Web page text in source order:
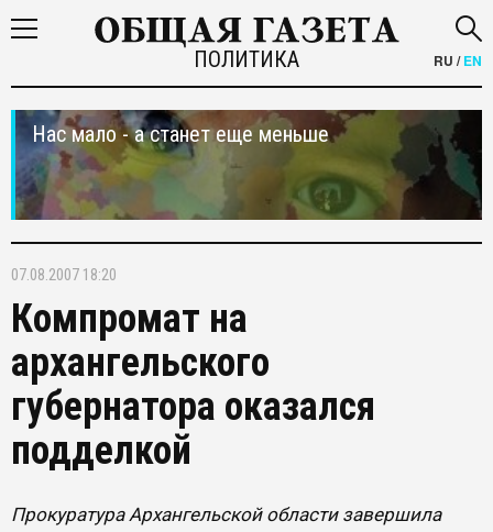
ПОЛИТИКА RU /EN
Нас мало - а станет еще меньше
07.08.2007 18:20
Компромат на
архангельского
губернатора оказался
подделкой
Прокуратура Архангельской области завершила